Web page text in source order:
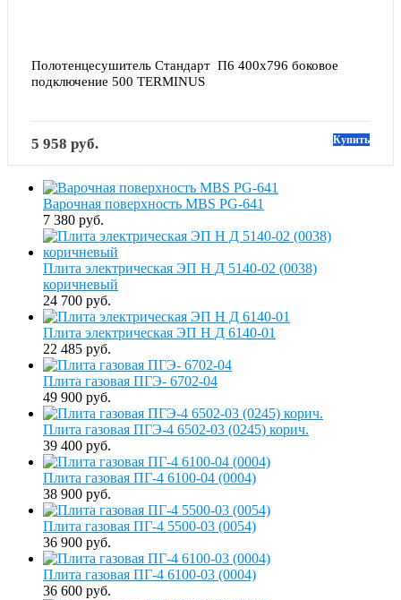
Полотенцесушитель Стандарт  П6 400х796 боковое
подключение 500 TERMINUS
5 958 руб. Купить
Варочная поверхность MBS PG-641
7 380 руб.
Плита электрическая ЭП Н Д 5140-02 (0038)
коричневый
24 700 руб.
Плита электрическая ЭП Н Д 6140-01
22 485 руб.
Плита газовая ПГЭ- 6702-04
49 900 руб.
Плита газовая ПГЭ-4 6502-03 (0245) корич.
39 400 руб.
Плита газовая ПГ-4 6100-04 (0004)
38 900 руб.
Плита газовая ПГ-4 5500-03 (0054)
36 900 руб.
Плита газовая ПГ-4 6100-03 (0004)
36 600 руб.